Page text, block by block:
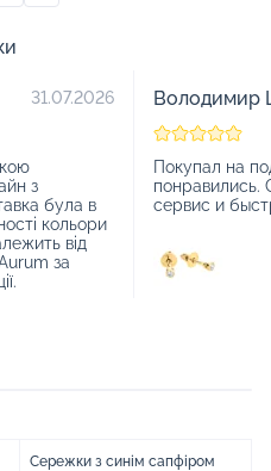
31.07.2026
з
була в
кольори
від
за
Володимир
Покупал на
понравились.
сервис и
Сережки з синім сапфіром